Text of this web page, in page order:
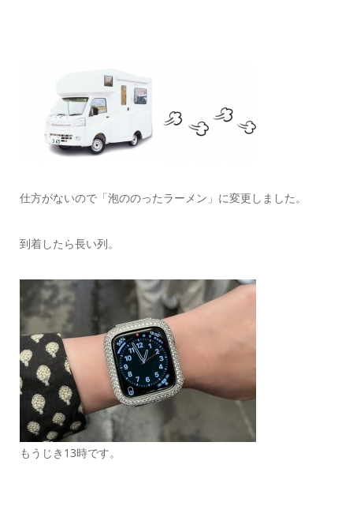
仕方がないので「泡ののったラーメン」に変更しました。
到着したら長い列。
もうじき13時です。